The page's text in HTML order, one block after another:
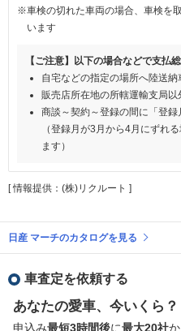
※車検の切れた車両の場合、車検を
います
【ご注意】以下の場合などで支払
自宅などの指定の場所へ陸送納
販売店所在地の所轄運輸支局以
商談～契約～登録の間に「登録
（登録月が3月から4月にずれ
ます）
[ 情報提供：(株)リクルート ]
日産 マーチのカタログを見る
車査定を依頼する
あなたの愛車、今いくら？
申込み最短3時間後に最大20社